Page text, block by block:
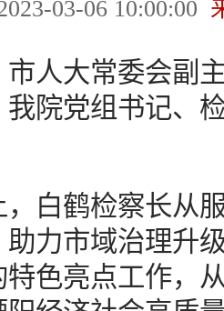
03-06 10:00:00
大常委会副主
院党组书记、
鹤检察长从服
力市域治理升
特色亮点工作，